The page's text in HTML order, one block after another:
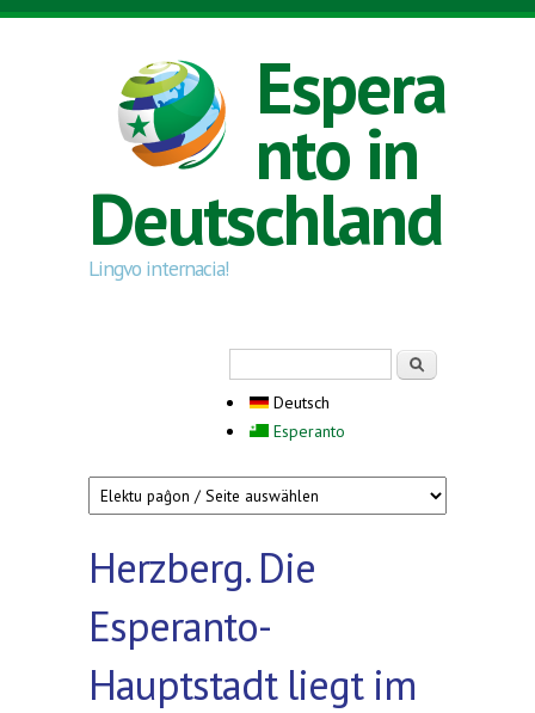
Direkt zum Inhalt
Espera
nto in
Deutschland
Lingvo internacia!
Deutsch
Esperanto
Herzberg. Die
Esperanto-
Hauptstadt liegt im